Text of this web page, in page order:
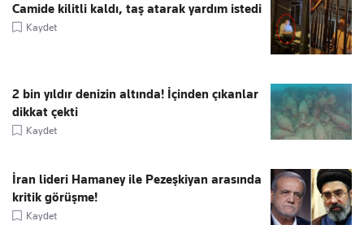
Camide kilitli kaldı, taş atarak yardım istedi
Kaydet
2 bin yıldır denizin altında! İçinden çıkanlar
dikkat çekti
Kaydet
İran lideri Hamaney ile Pezeşkiyan arasında
kritik görüşme!
Kaydet